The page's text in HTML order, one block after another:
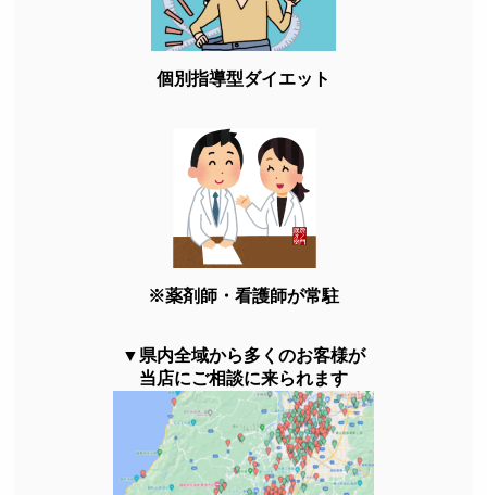
個別指導型ダイエット
※薬剤師・看護師が常駐
▼県内全域から多くのお客様が
当店にご相談に来られます